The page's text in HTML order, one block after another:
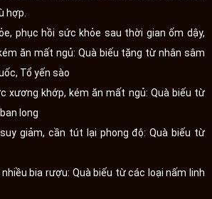
hợp.
phục hồi sức khỏe sau thời gian ốm dậy,
ăn mất ngủ: Quà biếu tặng từ nhân sâm
Tổ yến sào
xương khớp, kém ăn mất ngủ: Quà biếu từ
long
giảm, cần tút lại phong độ: Quà biếu từ
bia rượu: Quà biếu từ các loại nấm linh